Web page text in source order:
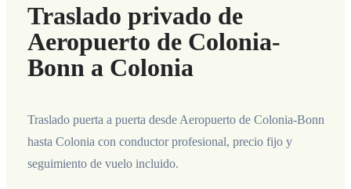
Traslado privado de
Aeropuerto de Colonia-
Bonn a Colonia
Traslado puerta a puerta desde Aeropuerto de Colonia-Bonn
hasta Colonia con conductor profesional, precio fijo y
seguimiento de vuelo incluido.